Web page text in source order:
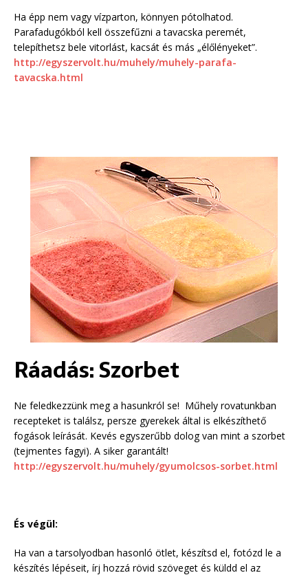
Ha épp nem vagy vízparton, könnyen pótolhatod.
Parafadugókból kell összefűzni a tavacska peremét,
telepíthetsz bele vitorlást, kacsát és más „élőlényeket”.
http://egyszervolt.hu/muhely/muhely-parafa-
tavacska.html
Ráadás: Szorbet
Ne feledkezzünk meg a hasunkról se! Műhely rovatunkban
recepteket is találsz, persze gyerekek által is elkészíthető
fogások leírását. Kevés egyszerűbb dolog van mint a szorbet
(tejmentes fagyi). A siker garantált!
http://egyszervolt.hu/muhely/gyumolcsos-sorbet.html
És végül:
Ha van a tarsolyodban hasonló ötlet, készítsd el, fotózd le a
készítés lépéseit, írj hozzá rövid szöveget és küldd el az